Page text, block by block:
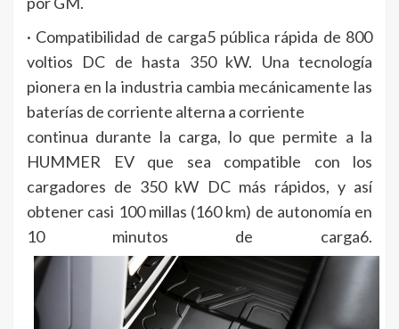
· Compatibilidad de carga5 pública rápida de 800
voltios DC de hasta 350 kW. Una tecnología
pionera en la industria cambia mecánicamente las
baterías de corriente alterna a corriente
continua durante la carga, lo que permite a la
HUMMER EV que sea compatible con los
cargadores de 350 kW DC más rápidos, y así
obtener casi 100 millas (160 km) de autonomía en
10 minutos de carga6.